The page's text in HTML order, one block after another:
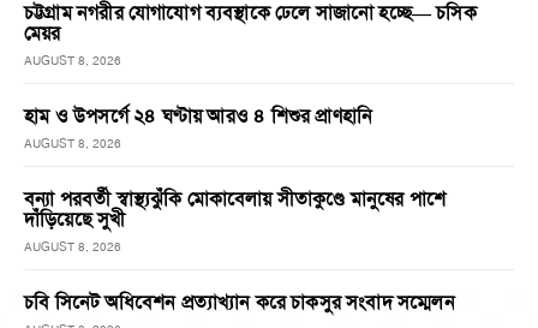
চট্টগ্রাম নগরীর যোগাযোগ ব্যবস্থাকে ঢেলে সাজানো হচ্ছে— চসিক
মেয়র
AUGUST 8, 2026
হাম ও উপসর্গে ২৪ ঘণ্টায় আরও ৪ শিশুর প্রাণহানি
AUGUST 8, 2026
বন্যা পরবর্তী স্বাস্থ্যঝুঁকি মোকাবেলায় সীতাকুণ্ডে মানুষের পাশে
দাঁড়িয়েছে সুখী
AUGUST 8, 2026
চবি সিনেট অধিবেশন প্রত্যাখ্যান করে চাকসুর সংবাদ সম্মেলন